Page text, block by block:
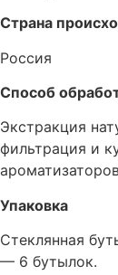
Страна
Россия
Способ
Экстракция
фильтрация и
Упаковка
Стеклянная
— 6 бутылок.